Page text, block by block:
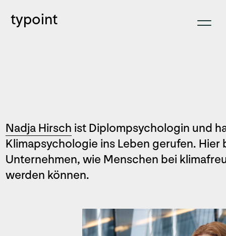
typoint
Nadja Hirsch ist Diplompsychologin und
Klimapsychologie ins Leben gerufen. Hier
Unternehmen, wie Menschen bei
werden können.